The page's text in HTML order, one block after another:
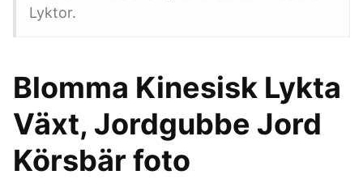
Lyktor.
Blomma Kinesisk Lykta
Växt, Jordgubbe Jord
Körsbär foto